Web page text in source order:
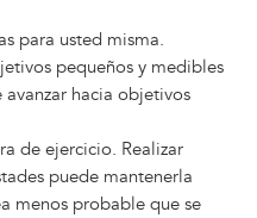
para usted misma.
pequeños y medibles
avanzar hacia objetivos
de ejercicio. Realizar
puede mantenerla
menos probable que se